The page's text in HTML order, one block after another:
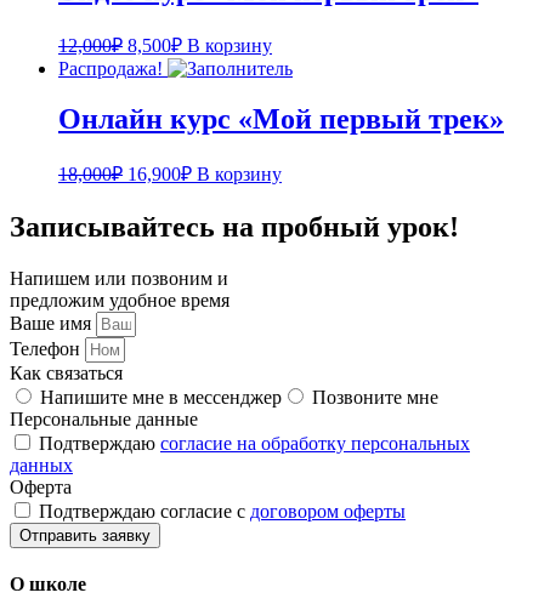
12,000₽ Первоначальная
цена
составляла
12,000₽.
8,500₽Текущая
цена:
В корзину
Распродажа!
Онлайн курс «Мой первый трек»
18,000₽ Первоначальная
составляла
18,000₽.
16,900₽Текущая
цена:
В корзину
Записывайтесь на пробный урок!
Напишем или позвоним и
предложим удобное время
Ваше имя
Телефон
Как связаться
Напишите мне в мессенджер
Позвоните мне
Персональные данные
Подтверждаю согласие на обработку персональных
данных
Оферта
Подтверждаю согласие с договором оферты
Отправить заявку
О школе